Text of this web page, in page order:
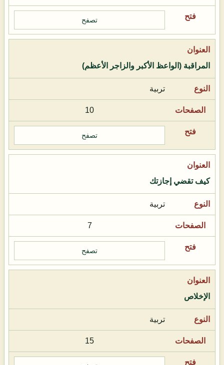
تصفح
المراقبة (الواعظ الأكبر والزاجر الأعظم)
تربية
10
تصفح
كيف تقضي إجازتك
تربية
7
تصفح
الإخلاص
تربية
15